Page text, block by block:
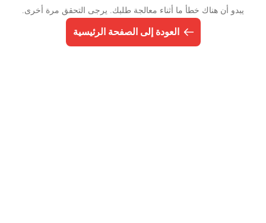
يبدو أن هناك خطأ ما أثناء معالجة طلبك. يرجى التحقق مرة أخرى.
العودة إلى الصفحة الرئيسية